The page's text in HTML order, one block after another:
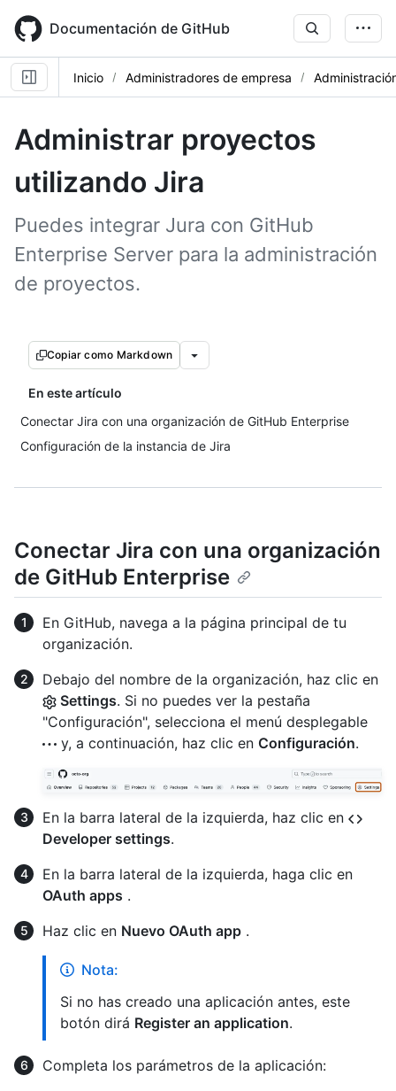
main
content
Documentación de GitHub
Inicio Administradores de empresa
Administrar proyectos
utilizando Jira
Puedes integrar Jura con GitHub
Enterprise Server para la administración
de proyectos.
Copiar como Markdown
En este artículo
Conectar Jira con una organización de GitHub Enterprise
Configuración de la instancia de Jira
Conectar Jira con una organización
de GitHub Enterprise
En GitHub, navega a la página principal de tu
organización.
Debajo del nombre de la organización, haz clic en
Settings. Si no puedes ver la pestaña
"Configuración", selecciona el menú desplegable
y, a continuación, haz clic en Configuración.
En la barra lateral de la izquierda, haz clic en
Developer settings.
En la barra lateral de la izquierda, haga clic en
OAuth apps .
Haz clic en Nuevo OAuth app .
Nota:
Si no has creado una aplicación antes, este
botón dirá Register an application.
Completa los parámetros de la aplicación: